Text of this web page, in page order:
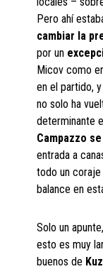
Pero ahí
cambiar la
por un
Micov como
en el partido,
no solo ha
determinante
Campazzo
entrada a
todo un
balance en
Solo un apunte,
esto es muy
buenos de